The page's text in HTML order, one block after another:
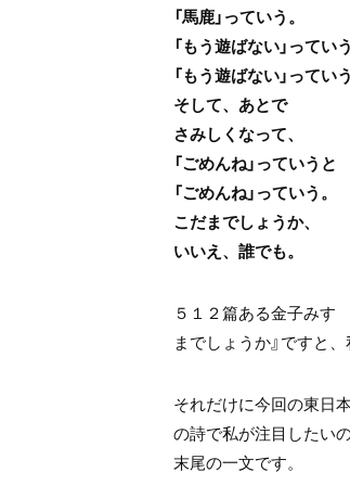
「馬鹿」っていう。
「もう遊ばない」ってい
「もう遊ばない」っていう
そして、あとで
さみしくなって、
「ごめんね」っていうと
「ごめんね」っていう。
こだまでしょうか、
いいえ、誰でも。
５１２篇ある金子みす
までしょうか』ですと
それだけに今回の東日
の詩で私が注目したい
末尾の一文です。